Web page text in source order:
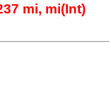
mi, mi(Int)